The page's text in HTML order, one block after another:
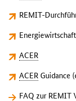
REMIT-
ACER
ACERGuidance
FAQ zur REMIT